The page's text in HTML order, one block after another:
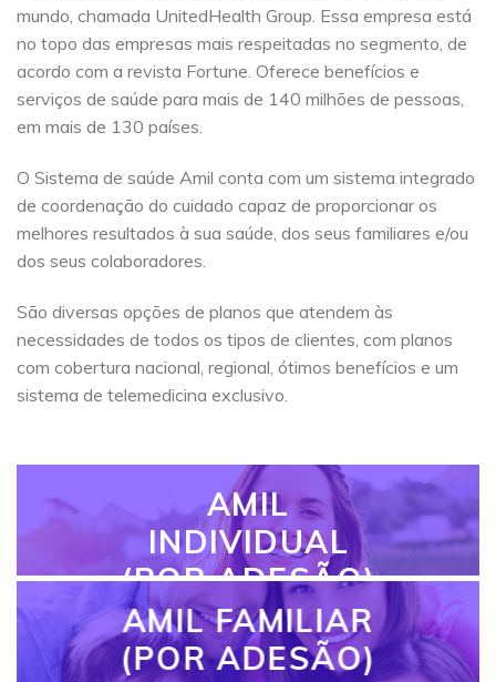
mundo, chamada UnitedHealth Group. Essa empresa está
no topo das empresas mais respeitadas no segmento, de
acordo com a revista Fortune. Oferece benefícios e
serviços de saúde para mais de 140 milhões de pessoas,
em mais de 130 países.
O Sistema de saúde Amil conta com um sistema integrado
de coordenação do cuidado capaz de proporcionar os
melhores resultados à sua saúde, dos seus familiares e/ou
dos seus colaboradores.
São diversas opções de planos que atendem às
necessidades de todos os tipos de clientes, com planos
com cobertura nacional, regional, ótimos benefícios e um
sistema de telemedicina exclusivo.
AMIL
INDIVIDUAL
(POR ADESÃO)
AMIL FAMILIAR
(POR ADESÃO)